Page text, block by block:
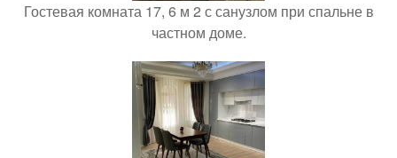
Гостевая комната 17, 6 м 2 с санузлом при спальне в
частном доме.